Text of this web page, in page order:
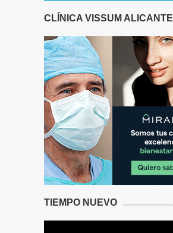
CLÍNICA VISSUM ALICANTE
TIEMPO NUEVO